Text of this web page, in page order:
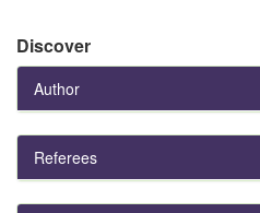
Discover
Author
Referees